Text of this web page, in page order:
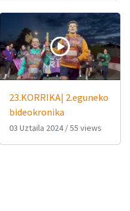
23.KORRIKA| 2.eguneko
bideokronika
03 Uztaila 2024/55 views